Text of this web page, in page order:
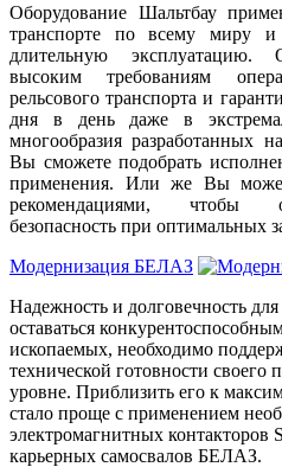
Оборудование Шальтбау
транспорте по всему миру
длительную эксплуатацию.
высоким требованиям
рельсового транспорта и
дня в день даже в
многообразия разработанных
Вы сможете подобрать
применения. Или же Вы
рекомендациями, чтобы
безопасность при оптимальных
Модернизация БЕЛАЗ
Надежность и долговечность
оставаться
ископаемых, необходимо
технической готовности своего
уровне. Приблизить его к
стало проще с применением
электромагнитных контакторов
карьерных самосвалов БЕЛАЗ.